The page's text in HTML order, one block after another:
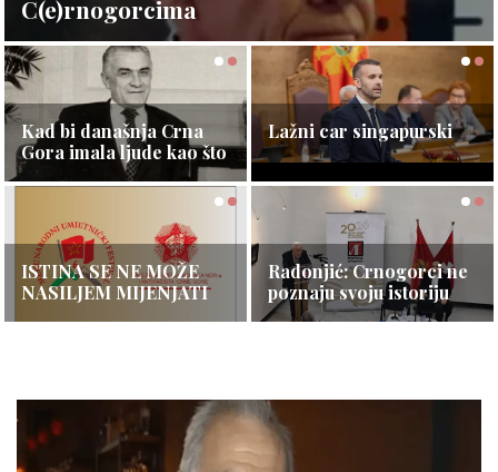
C(e)rnogorcima
Opširnije ⇾
Kad bi današnja Crna
Gora imala ljude kao što
je bio Toro i drugovi…
Opširnije ⇾
Crna Gora se nije
otcijepila — ona je
obnovila svoju državu
Opširnije ⇾
Lažni car singapurski
Opširnije ⇾
ISTINA SE NE MOŽE
NASILJEM MIJENJATI
Opširnije ⇾
Ambasador Kine: Crnu
Goru i Kinu povezuje
Opširnije ⇾
Radonjić: Crnogorci ne
poznaju svoju istoriju
Opširnije ⇾